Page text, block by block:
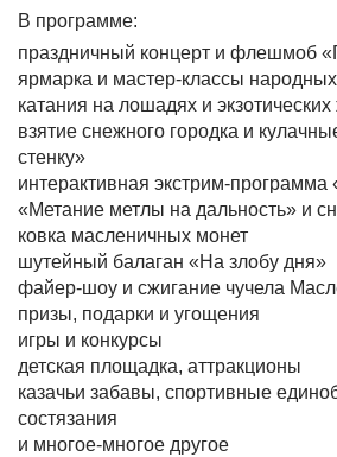
В программе:
праздничный концерт и флешмоб
ярмарка и мастер-классы
катания на лошадях и
взятие снежного городка и
стенку»
интерактивная экстрим-
«Метание метлы на дальность» и
ковка масленичных монет
шутейный балаган «На злобу дня»
файер-шоу и сжигание чучела
призы, подарки и угощения
игры и конкурсы
детская площадка, аттракционы
казачьи забавы, спортивные
состязания
и многое-многое другое